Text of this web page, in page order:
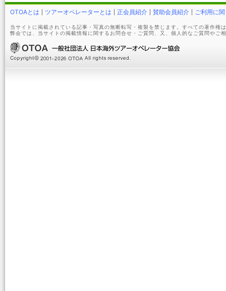
OTOAとは ツアーオペレーターとは 正会員紹介 賛助会員紹介 ご利用に
当サイトに掲載されている記事・写真の無断転写・複製を禁じます。すべての著作権
弊会では、当サイトの掲載情報に関するお問合せ・ご質問、又、個人的なご質問やご